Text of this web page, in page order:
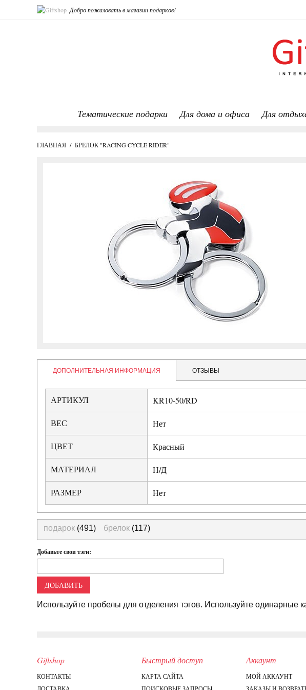
Добро пожаловать в магазин подарков!
Тематические подарки Для дома и офиса Для
ГЛАВНАЯ / БРЕЛОК "RACING CYCLE RIDER"
ДОПОЛНИТЕЛЬНАЯ ИНФОРМАЦИЯ ОТЗЫВЫ
АРТИКУЛ KR10-50/RD
ВЕС Нет
ЦВЕТ Красный
МАТЕРИАЛ Н/Д
РАЗМЕР Нет
подарок (491) брелок (117)
Добавьте свои тэги:
ДОБАВИТЬ
Используйте пробелы для отделения тэгов. Используйте одинарные
Giftshop
КОНТАКТЫ
Быстрый доступ
КАРТА САЙТА
Аккаунт
МОЙ АККАУНТ